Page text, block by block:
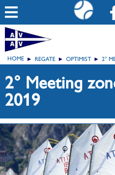
HOME REGATE OPTIMIST 2°
2° Meeting
2019